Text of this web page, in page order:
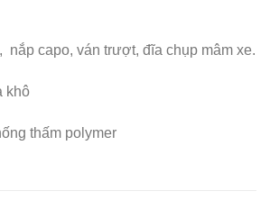
capo, ván trượt, đĩa chụp mâm xe.
khô
thấm polymer